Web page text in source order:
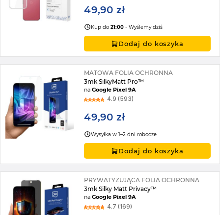
49,90 zł
Kup do21:00 - Wyślemy dziś
Dodaj do koszyka
MATOWA FOLIA OCHRONNA
3mk SilkyMatt Pro™
naGoogle Pixel 9A
4.9 (593)
49,90 zł
Wysyłka w 1–2 dni robocze
Dodaj do koszyka
PRYWATYZUJĄCA FOLIA OCHRONNA
3mk Silky Matt Privacy™
naGoogle Pixel 9A
4.7 (169)